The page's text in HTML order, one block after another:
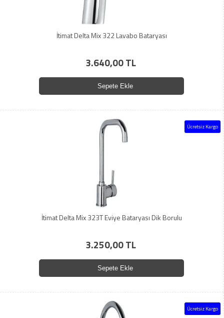
İtimat Delta Mix 322 Lavabo Bataryası
3.640,00 TL
Sepete Ekle
Ücretsiz Kargo
İtimat Delta Mix 323T Eviye Bataryası Dik Borulu
3.250,00 TL
Sepete Ekle
Ücretsiz Kargo